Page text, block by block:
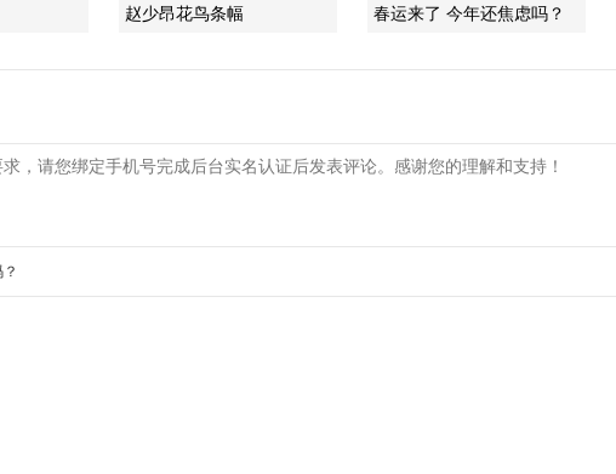
赵少昂花鸟条幅
春运来了 今年还焦虑吗？